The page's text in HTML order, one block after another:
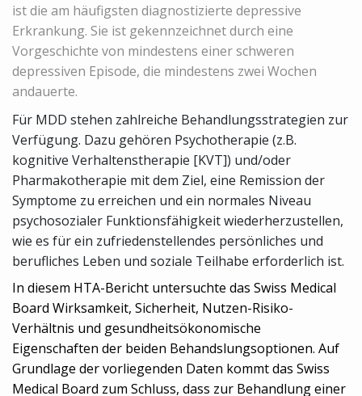
ist die am häufigsten diagnostizierte depressive
Erkrankung. Sie ist gekennzeichnet durch eine
Vorgeschichte von mindestens einer schweren
depressiven Episode, die mindestens zwei Wochen
andauerte.
Für MDD stehen zahlreiche Behandlungsstrategien zur
Verfügung. Dazu gehören Psychotherapie (z.B.
kognitive Verhaltenstherapie [KVT]) und/oder
Pharmakotherapie mit dem Ziel, eine Remission der
Symptome zu erreichen und ein normales Niveau
psychosozialer Funktionsfähigkeit wiederherzustellen,
wie es für ein zufriedenstellendes persönliches und
berufliches Leben und soziale Teilhabe erforderlich ist.
In diesem HTA-Bericht untersuchte das Swiss Medical
Board Wirksamkeit, Sicherheit, Nutzen-Risiko-
Verhältnis und gesundheitsökonomische
Eigenschaften der beiden Behandslungsoptionen. Auf
Grundlage der vorliegenden Daten kommt das Swiss
Medical Board zum Schluss, dass zur Behandlung einer